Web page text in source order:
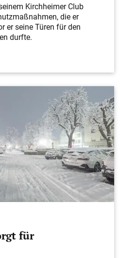
Kirchheimer Club
die er
er seine Türen für den
durfte.
für